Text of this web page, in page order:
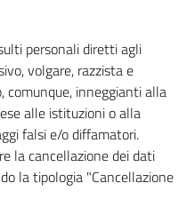
personali diretti agli
volgare, razzista e
comunque, inneggianti alla
alle istituzioni o alla
falsi e/o diffamatori.
la cancellazione dei dati
la tipologia "Cancellazione